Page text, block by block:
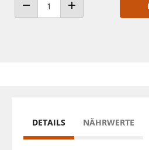
ANZAHL VERRINGERNANZAHL ERHÖHEN
DETAILS NÄHRWERTE